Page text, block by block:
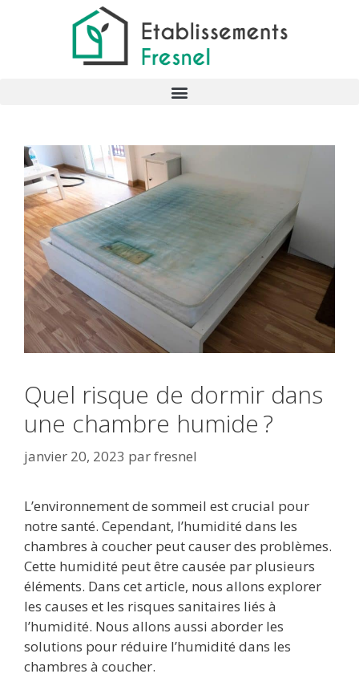
Quel risque de dormir dans
une chambre humide ?
janvier 20, 2023 parfresnel
L’environnement de sommeil est crucial pour
notre santé. Cependant, l’humidité dans les
chambres à coucher peut causer des problèmes.
Cette humidité peut être causée par plusieurs
éléments. Dans cet article, nous allons explorer
les causes et les risques sanitaires liés à
l’humidité. Nous allons aussi aborder les
solutions pour réduire l’humidité dans les
chambres à coucher.